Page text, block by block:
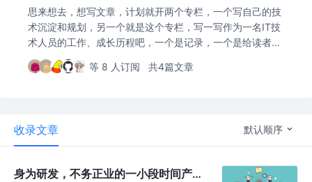
思来想去，想写文章，计划就开两个专栏，一个写自己的技
术沉淀和规划，另一个就是这个专栏，写一写作为一名IT技
术人员的工作、成长历程吧，一个是记录，一个是给读者一
点参考，如果还能起到一点点帮助，那就更好了，经验也
行，教训也可。
等 8 人订阅 共4篇文章
收录文章 默认顺序
身为研发，不务正业的一小段时间产品